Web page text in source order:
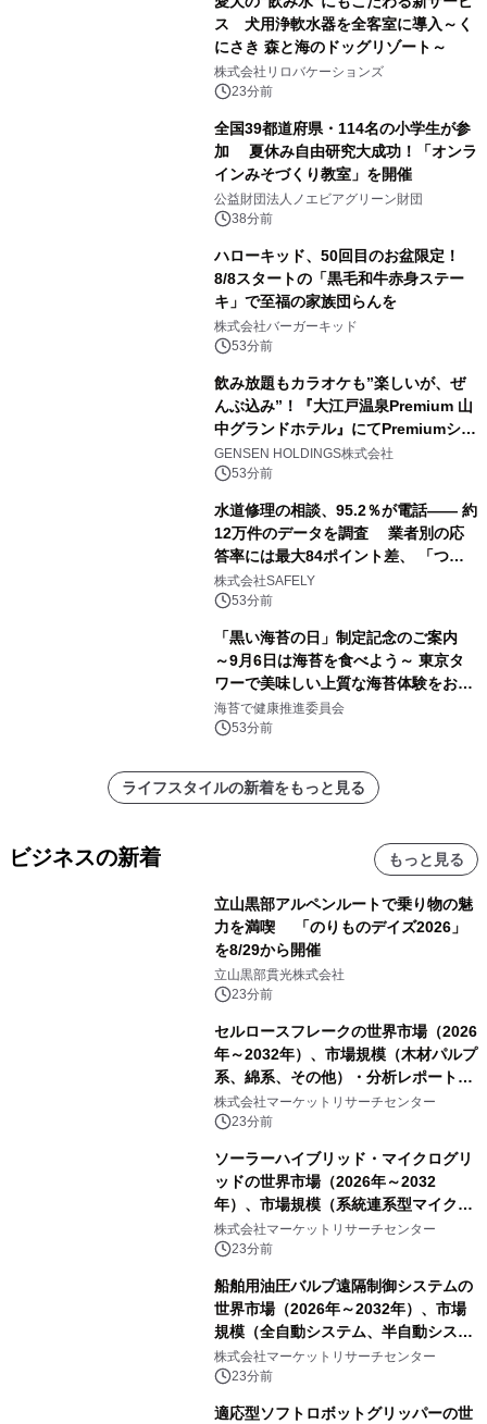
ス 犬用浄軟水器を全客室に導入～く
にさき 森と海のドッグリゾート～
株式会社リロバケーションズ
23分前
全国39都道府県・114名の小学生が参
加 夏休み自由研究大成功！「オンラ
インみそづくり教室」を開催
公益財団法人ノエビアグリーン財団
38分前
ハローキッド、50回目のお盆限定！
8/8スタートの「黒毛和牛赤身ステー
キ」で至福の家族団らんを
株式会社バーガーキッド
53分前
飲み放題もカラオケも”楽しいが、ぜ
んぶ込み”！『大江戸温泉Premium 山
中グランドホテル』にてPremiumシリ
ーズ初のオールインクルーシブ導入
GENSEN HOLDINGS株式会社
53分前
水道修理の相談、95.2％が電話―― 約
12万件のデータを調査 業者別の応
答率には最大84ポイント差、 「つな
がりやすさ」も選定基準に
株式会社SAFELY
53分前
「黒い海苔の日」制定記念のご案内
～9月6日は海苔を食べよう～ 東京タ
ワーで美味しい上質な海苔体験をお届
けします！
海苔で健康推進委員会
53分前
ライフスタイルの新着をもっと見る
ビジネスの新着 もっと見る
立山黒部アルペンルートで乗り物の魅
力を満喫 「のりものデイズ2026」
を8/29から開催
立山黒部貫光株式会社
23分前
セルロースフレークの世界市場（2026
年～2032年）、市場規模（木材パルプ
系、綿系、その他）・分析レポートを
発表
株式会社マーケットリサーチセンター
23分前
ソーラーハイブリッド・マイクログリ
ッドの世界市場（2026年～2032
年）、市場規模（系統連系型マイクロ
グリッド、独立型マイクログリッ
ド）・分析レポートを発表
株式会社マーケットリサーチセンター
23分前
船舶用油圧バルブ遠隔制御システムの
世界市場（2026年～2032年）、市場
規模（全自動システム、半自動システ
ム）・分析レポートを発表
株式会社マーケットリサーチセンター
23分前
適応型ソフトロボットグリッパーの世